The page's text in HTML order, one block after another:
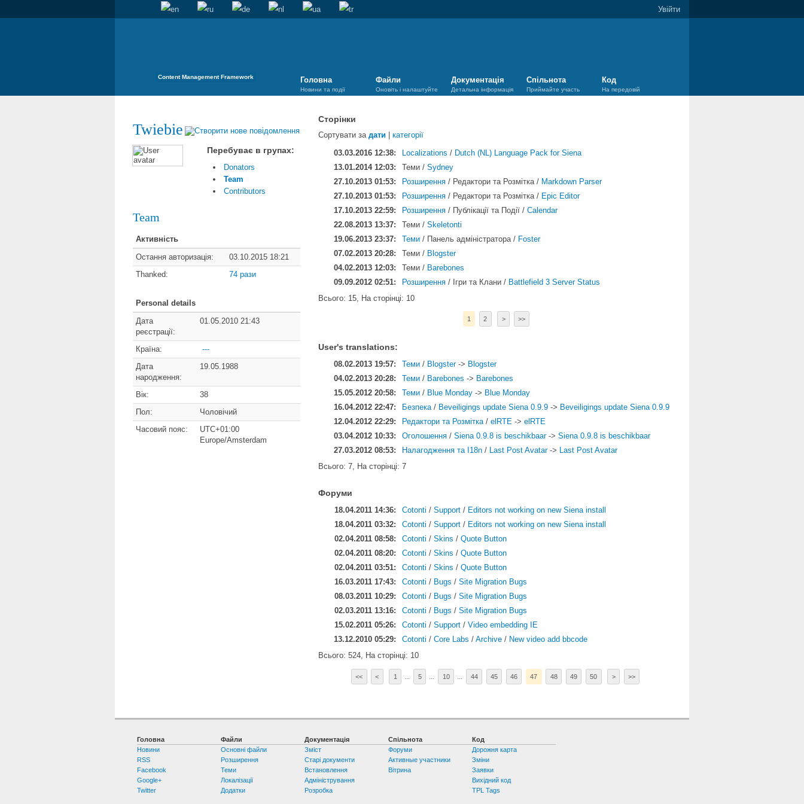
Увійти
Content Management Framework Головна
Новини та події
Файли
Оновіть і налаштуйте
Документація
Детальна інформація
Спільнота
Приймайте участь
Код
На передовій
Twiebie
Перебуває в групах:
Donators
Team
Contributors
Team
Активність
Остання авторизація:
03.10.2015 18:21
Thanked:
74 рази
Personal details
Дата
реєстрації:
01.05.2010 21:43
Країна:
---
Дата
народження:
19.05.1988
Вік:
38
Пол:
Чоловічий
Часовий пояс:
UTC+01:00
Europe/Amsterdam
Сторінки
Сортувати за дати
категорії
03.03.2016 12:38:
Localizations / Dutch (NL) Language Pack for Siena
13.01.2014 12:03:
Теми / Sydney
27.10.2013 01:53:
Розширення / Редактори та Розмітка / Markdown Parser
27.10.2013 01:53:
Розширення / Редактори та Розмітка / Epic Editor
17.10.2013 22:59:
Розширення / Публікації та Події / Calendar
22.08.2013 13:37:
Теми / Skeletonti
19.06.2013 23:37:
Теми / Панель адміністратора / Foster
07.02.2013 20:28:
Теми / Blogster
04.02.2013 12:03:
Теми / Barebones
09.09.2012 02:51:
Розширення / Ігри та Клани / Battlefield 3 Server Status
Всього: 15, На сторінці: 10
1 2 > >>
User's translations:
08.02.2013 19:57: Теми / Blogster-> Blogster
04.02.2013 20:28:
Теми / Barebones -> Barebones
15.05.2012 20:58:
Теми / Blue Monday -> Blue Monday
16.04.2012 22:47:
Безпека/ Beveiligings update Siena 0.9.9 -> Beveiligings update Siena 0.9.9
12.04.2012 22:29:
Редактори та Розмітка/ elRTE -> elRTE
03.04.2012 10:33:
Оголошення / Siena 0.9.8 is beschikbaar-> Siena 0.9.8 is beschikbaar
27.03.2012 08:53:
Налагодження та I18n / Last Post Avatar-> Last Post Avatar
Всього: 7, На сторінці: 7
Форуми
18.04.2011 14:36: Cotonti / Support / Editors not working on new Siena install
18.04.2011 03:32:
Cotonti / Support / Editors not working on new Siena install
02.04.2011 08:58:
Cotonti / Skins / Quote Button
02.04.2011 08:20:
Cotonti / Skins / Quote Button
02.04.2011 03:51:
Cotonti / Skins / Quote Button
16.03.2011 17:43:
Cotonti / Bugs / Site Migration Bugs
08.03.2011 10:29:
Cotonti / Bugs / Site Migration Bugs
02.03.2011 13:16:
Cotonti / Bugs / Site Migration Bugs
15.02.2011 05:26:
Cotonti / Support / Video embedding IE
13.12.2010 05:29:
Cotonti / Core Labs / Archive / New video add bbcode
Всього: 524, На сторінці: 10
<< < 1 5 10 44 45 46 47 48 49 50 > >>
Головна
Новини
RSS
Facebook
Google+
Twitter
Файли
Основні файли
Розширення
Теми
Локалізації
Додатки
Документація
Зміст
Старі документи
Встановлення
Адміністрування
Розробка
Спільнота
Форуми
Активные участники
Вітрина
Код
Дорожня карта
Зміни
Заявки
Вихідний код
TPL Tags